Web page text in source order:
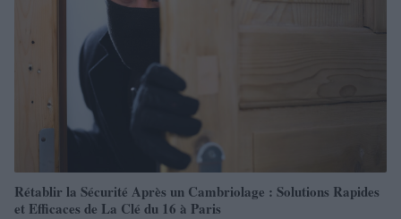
Rétablir la Sécurité Après un Cambriolage : Solutions Rapides
et Efficaces de La Clé du 16 à Paris